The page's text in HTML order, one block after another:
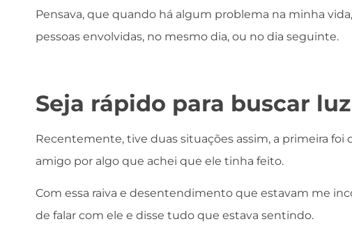
Pensava, que quando há algum problema na minha
pessoas envolvidas, no mesmo dia, ou no dia seguinte.
Seja rápido para buscar luz
Recentemente, tive duas situações assim, a primeira
amigo por algo que achei que ele tinha feito.
Com essa raiva e desentendimento que estavam me
de falar com ele e disse tudo que estava sentindo.